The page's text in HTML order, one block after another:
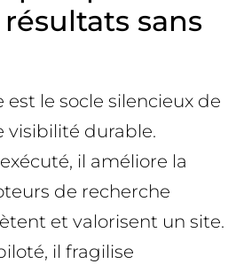
sans
est le socle silencieux de
visibilité durable.
il améliore la
de recherche
et valorisent un site.
il fragilise